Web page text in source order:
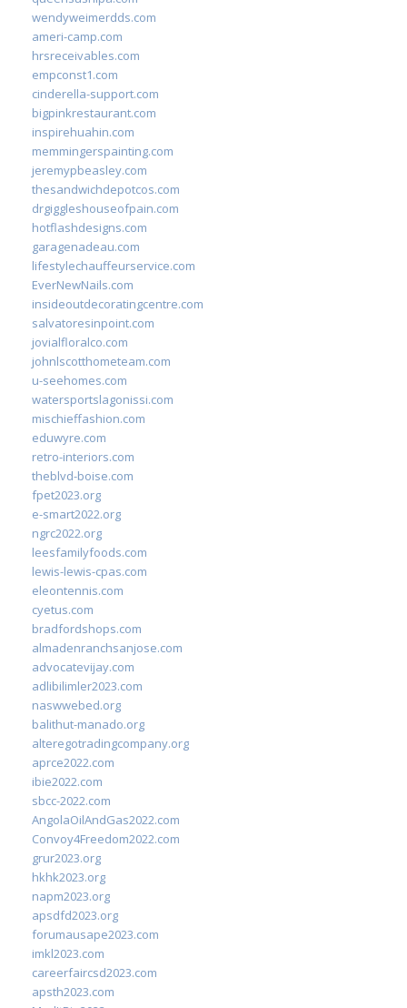
wendyweimerdds.com
ameri-camp.com
hrsreceivables.com
empconst1.com
cinderella-support.com
bigpinkrestaurant.com
inspirehuahin.com
memmingerspainting.com
jeremypbeasley.com
thesandwichdepotcos.com
drgiggleshouseofpain.com
hotflashdesigns.com
garagenadeau.com
lifestylechauffeurservice.com
EverNewNails.com
insideoutdecoratingcentre.com
salvatoresinpoint.com
jovialfloralco.com
johnlscotthometeam.com
u-seehomes.com
watersportslagonissi.com
mischieffashion.com
eduwyre.com
retro-interiors.com
theblvd-boise.com
fpet2023.org
e-smart2022.org
ngrc2022.org
leesfamilyfoods.com
lewis-lewis-cpas.com
eleontennis.com
cyetus.com
bradfordshops.com
almadenranchsanjose.com
advocatevijay.com
adlibilimler2023.com
naswwebed.org
balithut-manado.org
alteregotradingcompany.org
aprce2022.com
ibie2022.com
sbcc-2022.com
AngolaOilAndGas2022.com
Convoy4Freedom2022.com
grur2023.org
hkhk2023.org
napm2023.org
apsdfd2023.org
forumausape2023.com
imkl2023.com
careerfaircsd2023.com
apsth2023.com